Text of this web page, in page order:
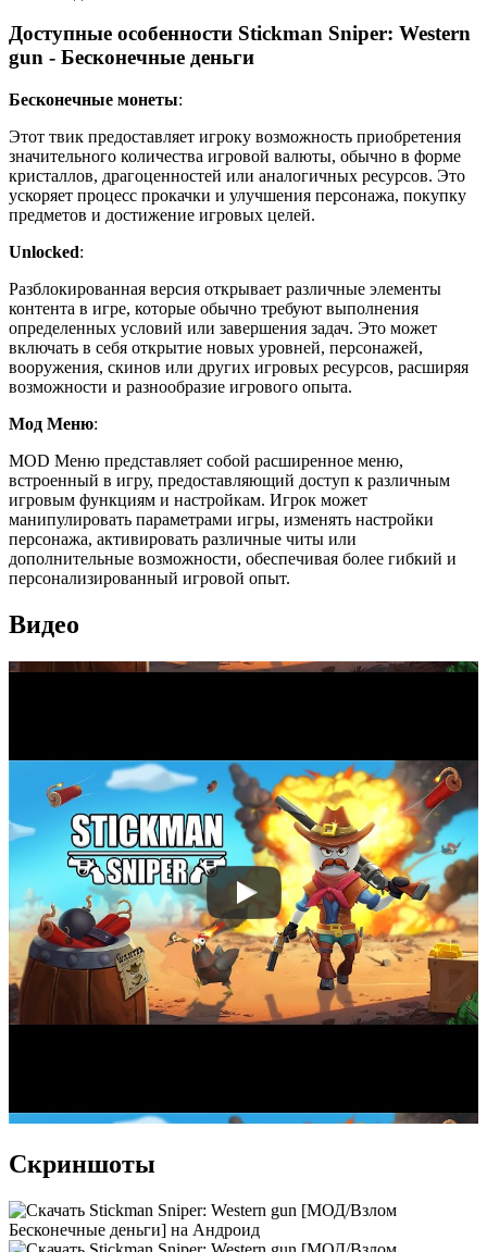
Доступные особенности Stickman Sniper: Western
gun - Бесконечные деньги
Бесконечные монеты:
Этот твик предоставляет игроку возможность приобретения
значительного количества игровой валюты, обычно в форме
кристаллов, драгоценностей или аналогичных ресурсов. Это
ускоряет процесс прокачки и улучшения персонажа, покупку
предметов и достижение игровых целей.
Unlocked:
Разблокированная версия открывает различные элементы
контента в игре, которые обычно требуют выполнения
определенных условий или завершения задач. Это может
включать в себя открытие новых уровней, персонажей,
вооружения, скинов или других игровых ресурсов, расширяя
возможности и разнообразие игрового опыта.
Мод Меню:
MOD Меню представляет собой расширенное меню,
встроенный в игру, предоставляющий доступ к различным
игровым функциям и настройкам. Игрок может
манипулировать параметрами игры, изменять настройки
персонажа, активировать различные читы или
дополнительные возможности, обеспечивая более гибкий и
персонализированный игровой опыт.
Видео
Скриншоты